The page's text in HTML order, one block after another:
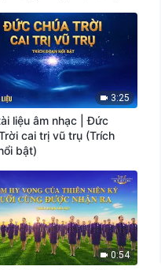
3:25
liệu âm nhạc | Đức
cai trị vũ trụ (Trích
bật)
0:54